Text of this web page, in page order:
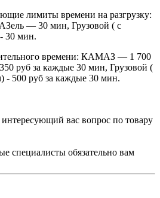
лимиты времени на разгрузку:
— 30 мин, Грузовой ( с
30 мин.
времени: КАМАЗ — 1 700
руб за каждые 30 мин, Грузовой (
- 500 руб за каждые 30 мин.
вас вопрос по товару
специалисты обязательно вам